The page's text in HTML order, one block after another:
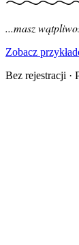
...masz
Zobacz
Bez rejestracji ·